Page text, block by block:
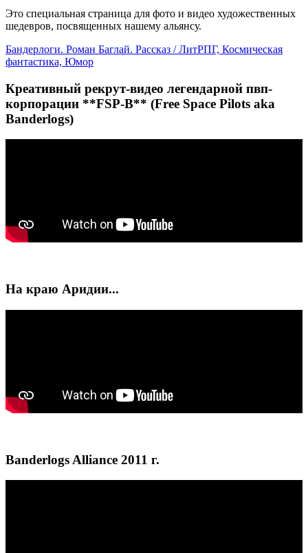
Это специальная страница для фото и видео художественных
шедевров, посвященных нашему альянсу.
Бандерлоги. Роман Баглай. Рассказ / ЛитРПГ, Космическая
фантастика, Юмор
Креативный рекрут-видео легендарной пвп-
корпорации **FSP-B** (Free Space Pilots aka
Banderlogs)
На краю Аридии...
Banderlogs Alliance 2011 г.